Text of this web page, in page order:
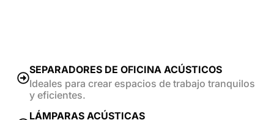
SEPARADORES DE OFICINA ACÚSTICOS
Ideales para crear espacios de trabajo tranquilos
y eficientes.
LÁMPARAS ACÚSTICAS